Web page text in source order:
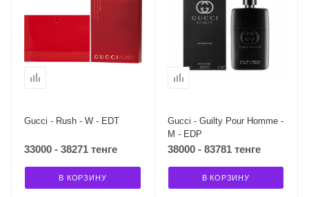
Gucci - Rush - W - EDT
33000 - 38271 тенге
В КОРЗИНУ
Gucci - Guilty Pour Homme -
M - EDP
38000 - 83781 тенге
В КОРЗИНУ